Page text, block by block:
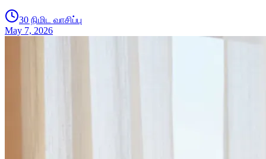
30 நிமிட வாசிப்பு
May 7, 2026